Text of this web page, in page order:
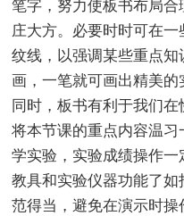
笔字，努力使板书布局
庄大方。必要时时可在
纹线，以强调某些重点
画，一笔就可画出精美的
同时，板书有利于我们
将本节课的重点内容温
学实验，实验成绩操作
教具和实验仪器功能了
范得当，避免在演示时